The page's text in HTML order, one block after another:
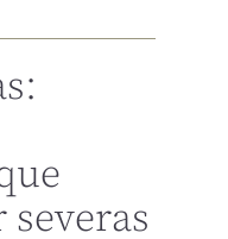
severas